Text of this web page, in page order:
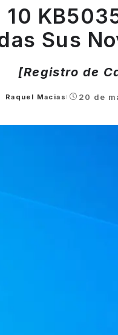
Sus
[Registro de
Posted
Raquel Macias 20 de